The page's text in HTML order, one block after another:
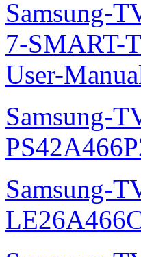
Samsung-
7-SMART-
User-
Samsung-
Samsung-